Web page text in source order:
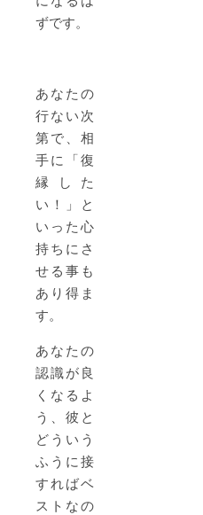
ずです。
あなたの
行ない次
第で、相
手に「復
縁した
い！」と
いった心
持ちにさ
せる事も
あり得ま
す。
あなたの
認識が良
くなるよ
う、彼と
どういう
ふうに接
すればベ
ストなの